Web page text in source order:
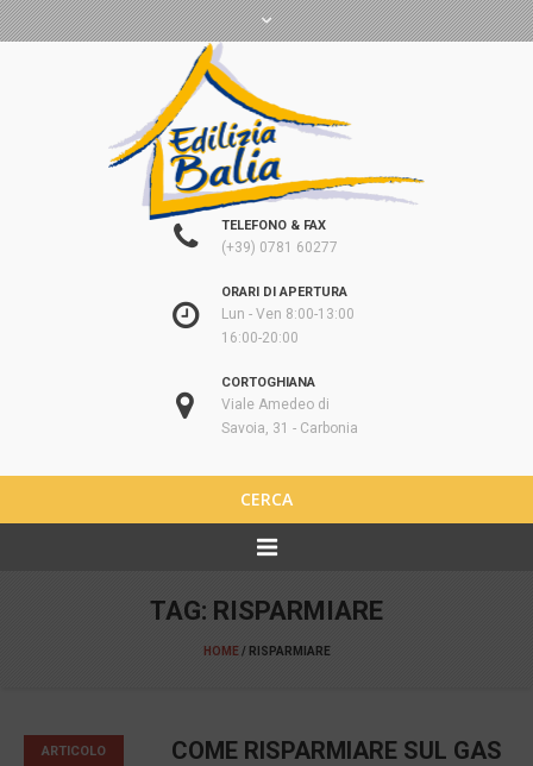
TELEFONO & FAX
(+39) 0781 60277
ORARI DI APERTURA
Lun - Ven 8:00-13:00
16:00-20:00
CORTOGHIANA
Viale Amedeo di
Savoia, 31 - Carbonia
CERCA
TAG: RISPARMIARE
HOME / RISPARMIARE
ARTICOLO COME RISPARMIARE SUL GAS